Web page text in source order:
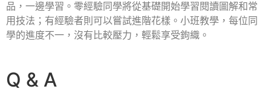
品，一邊學習。零經驗同學將從基礎開始學習閱讀圖解和常
用技法；有經驗者則可以嘗試進階花樣。小班教學，每位同
學的進度不一，沒有比較壓力，輕鬆享受鉤織。
Q & A